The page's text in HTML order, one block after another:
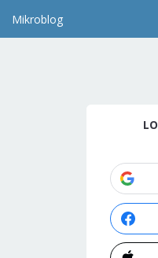
Mikroblog